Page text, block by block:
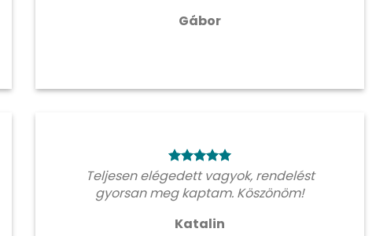
Gábor
Teljesen elégedett vagyok, rendelést
gyorsan meg kaptam. Köszönöm!
Katalin